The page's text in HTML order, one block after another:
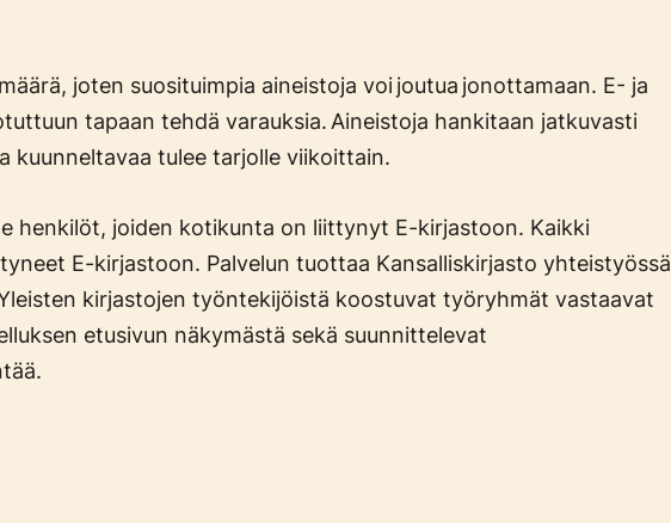
joten suosituimpia aineistoja voi joutua jonottamaan. E- ja
tapaan tehdä varauksia. Aineistoja hankitaan jatkuvasti
kuunneltavaa tulee tarjolle viikoittain.
henkilöt, joiden kotikunta on liittynyt E-kirjastoon. Kaikki
E-kirjastoon. Palvelun tuottaa Kansalliskirjasto yhteistyössä
kirjastojen työntekijöistä koostuvat työryhmät vastaavat
etusivun näkymästä sekä suunnittelevat